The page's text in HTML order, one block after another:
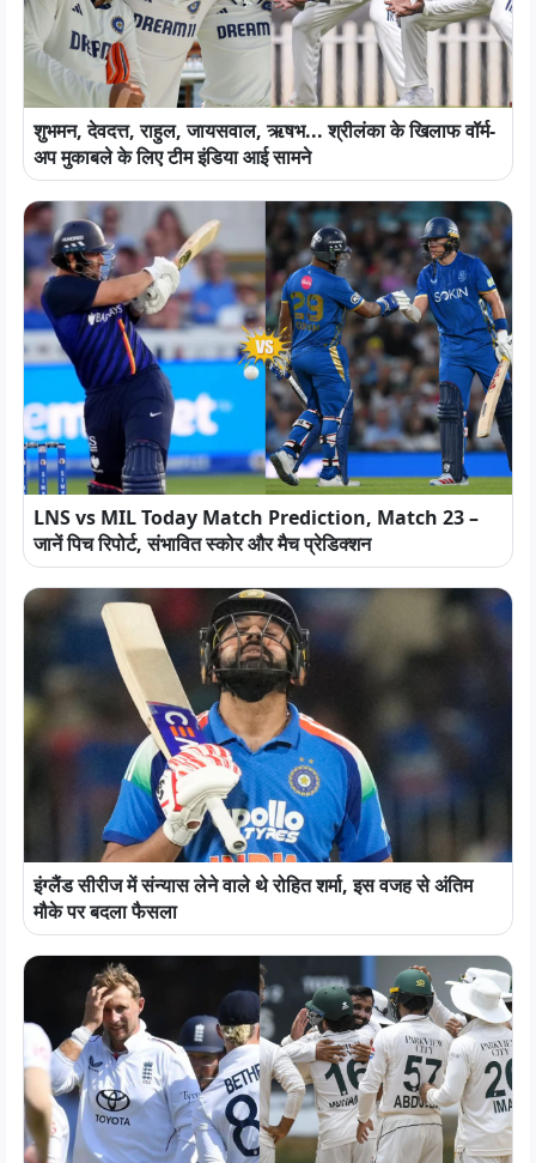
शुभमन, देवदत्त, राहुल, जायसवाल, ऋषभ... श्रीलंका के खिलाफ वॉर्म-
अप मुकाबले के लिए टीम इंडिया आई सामने
LNS vs MIL Today Match Prediction, Match 23 –
जानें पिच रिपोर्ट, संभावित स्कोर और मैच प्रेडिक्शन
इंग्लैंड सीरीज में संन्यास लेने वाले थे रोहित शर्मा, इस वजह से अंतिम
मौके पर बदला फैसला